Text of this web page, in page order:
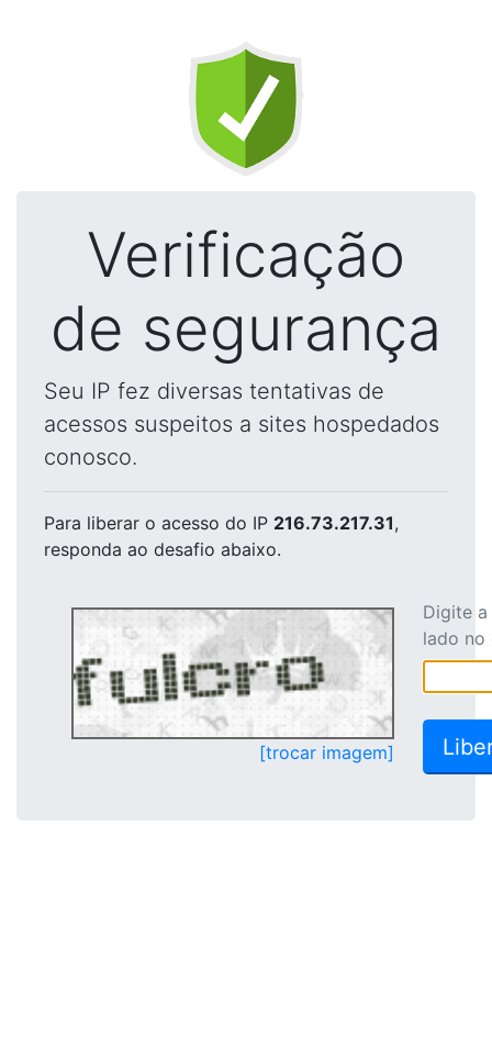
Verificação
de segurança
Seu IP fez diversas tentativas de
acessos suspeitos a sites hospedados
conosco.
Para liberar o acesso do IP 216.73.217.31,
responda ao desafio abaixo.
[trocar imagem]
Digite
lado no